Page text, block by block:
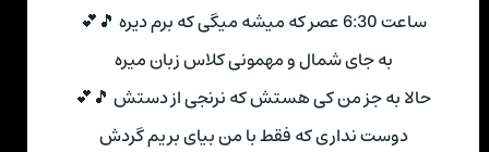
ساعت 6:30 عصر که میشه میگی که برم دیره 🎵💕
به جای شمال و مهمونی کلاس زبان میره
حالا به جز من کی هستش که نرنجی از دستش 🎵💕
دوست نداری که فقط با من بیای بریم گردش